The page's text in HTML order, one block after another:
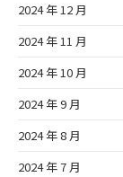
2024 年 12 月
2024 年 11 月
2024 年 10 月
2024 年 9 月
2024 年 8 月
2024 年 7 月